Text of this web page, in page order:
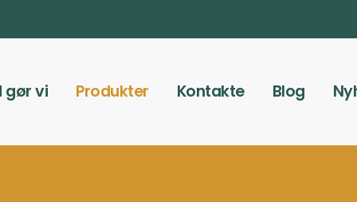
gør vi Produkter Kontakte Blog